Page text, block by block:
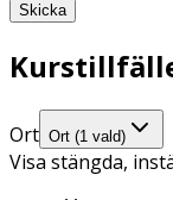
Skicka
Ort Ort (1 vald)
Visa stängda,